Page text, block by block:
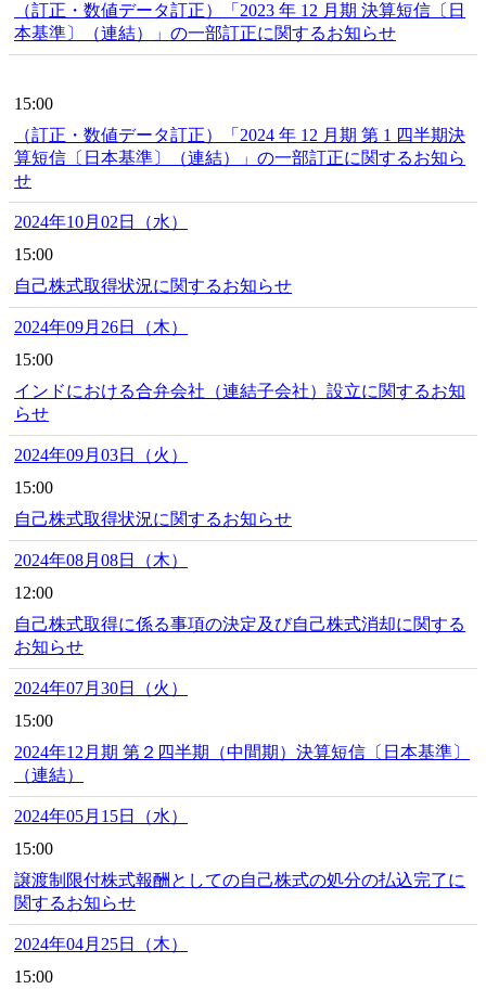
（訂正・数値データ訂正）「2023 年 12 月期 決算短信〔日
本基準〕（連結）」の一部訂正に関するお知らせ
15:00
（訂正・数値データ訂正）「2024 年 12 月期 第 1 四半期決
算短信〔日本基準〕（連結）」の一部訂正に関するお知ら
せ
2024年10月02日（水）
15:00
自己株式取得状況に関するお知らせ
2024年09月26日（木）
15:00
インドにおける合弁会社（連結子会社）設立に関するお知
らせ
2024年09月03日（火）
15:00
自己株式取得状況に関するお知らせ
2024年08月08日（木）
12:00
自己株式取得に係る事項の決定及び自己株式消却に関する
お知らせ
2024年07月30日（火）
15:00
2024年12月期 第２四半期（中間期）決算短信〔日本基準〕
（連結）
2024年05月15日（水）
15:00
譲渡制限付株式報酬としての自己株式の処分の払込完了に
関するお知らせ
2024年04月25日（木）
15:00